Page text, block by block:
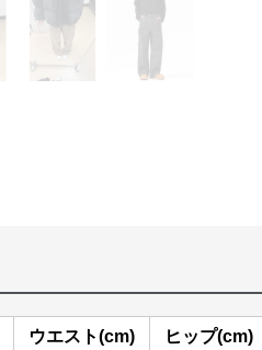
ウエスト(cm) ヒップ(cm)